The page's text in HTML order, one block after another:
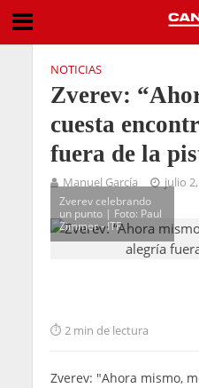
NOTICIAS
Zverev:
cuesta
fuera de la
Manuel García julio
Zverev celebrando
un punto | Foto: Paul
Zimmer - ITF
2 min de lectura
Zverev: "Ahora mismo,